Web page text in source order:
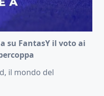
su FantasY il voto ai
il mondo del